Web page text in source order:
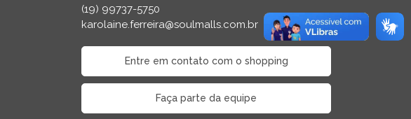
(19) 99737-5750
karolaine.ferreira@soulmalls.com.br
Entre em contato com o shopping
Faça parte da equipe